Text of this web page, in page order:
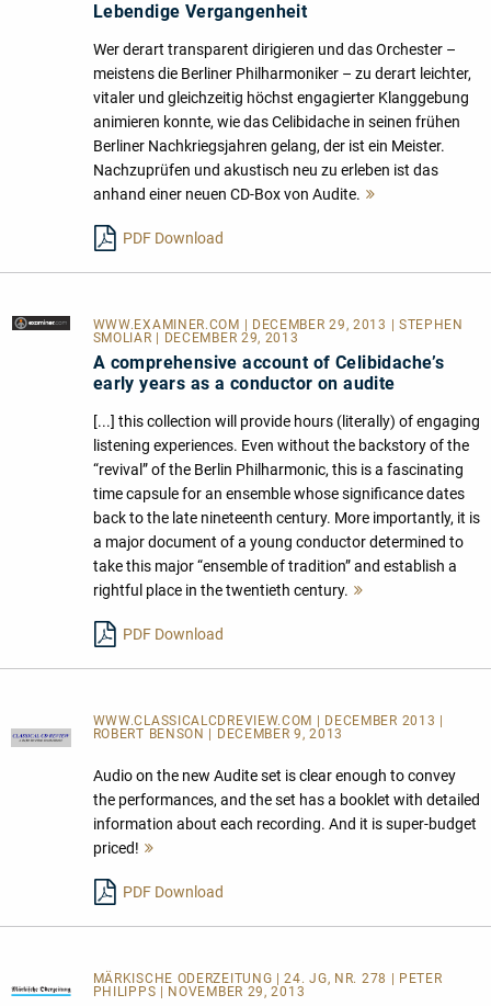
Lebendige Vergangenheit
Wer derart transparent dirigieren und das Orchester –
meistens die Berliner Philharmoniker – zu derart leichter,
vitaler und gleichzeitig höchst engagierter Klanggebung
animieren konnte, wie das Celibidache in seinen frühen
Berliner Nachkriegsjahren gelang, der ist ein Meister.
Nachzuprüfen und akustisch neu zu erleben ist das
anhand einer neuen CD-Box von Audite.
PDF Download
WWW.EXAMINER.COM
| DECEMBER 29, 2013 | STEPHEN
SMOLIAR | DECEMBER 29, 2013
A comprehensive account of Celibidache’s
early years as a conductor on audite
[...] this collection will provide hours (literally) of engaging
listening experiences. Even without the backstory of the
“revival” of the Berlin Philharmonic, this is a fascinating
time capsule for an ensemble whose significance dates
back to the late nineteenth century. More importantly, it is
a major document of a young conductor determined to
take this major “ensemble of tradition” and establish a
rightful place in the twentieth century.
PDF Download
WWW.CLASSICALCDREVIEW.COM | DECEMBER 2013 |
ROBERT BENSON | DECEMBER 9, 2013
Audio on the new Audite set is clear enough to convey
the performances, and the set has a booklet with detailed
information about each recording. And it is super-budget
priced!
PDF Download
MÄRKISCHE ODERZEITUNG | 24. JG, NR. 278 | PETER
PHILIPPS | NOVEMBER 29, 2013